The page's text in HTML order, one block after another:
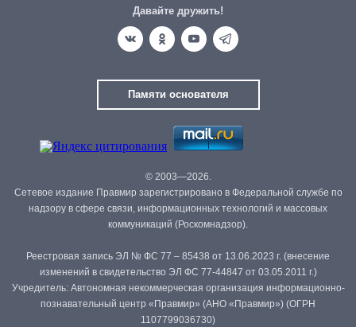
Давайте дружить!
Памяти основателя
© 2003—2026.
Сетевое издание Правмир зарегистрировано в Федеральной службе по
надзору в сфере связи, информационных технологий и массовых
коммуникаций (Роскомнадзор).
Реестровая запись ЭЛ № ФС 77 – 85438 от 13.06.2023 г. (внесение
изменений в свидетельство ЭЛ ФС 77-44847 от 03.05.2011 г.)
Учредитель: Автономная некоммерческая организация информационно-
познавательный центр «Правмир» (АНО «Правмир») (ОГРН
1107799036730)